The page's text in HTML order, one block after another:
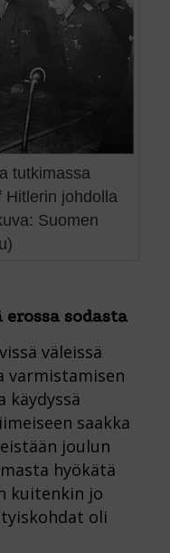
tutkimassa
Hitlerin johdolla
Suomen
sodasta
väleissä
varmistamisen
käydyssä
saakka
joulun
hyökätä
kuitenkin jo
oli